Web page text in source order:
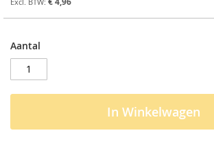
Aantal
In Winkelwagen
afbeeldingen-